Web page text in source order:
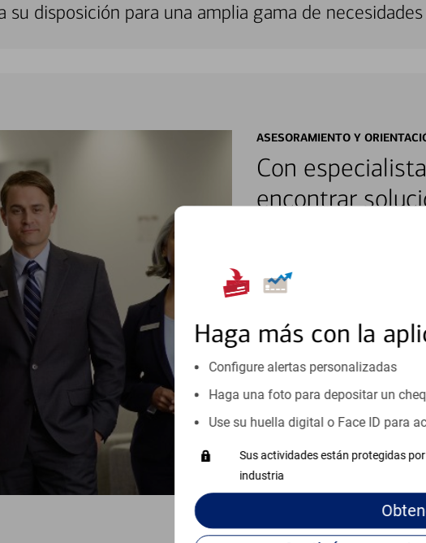
Haga más con la
Configure alertas personalizadas
Haga una foto para depositar un
Use su huella digital o Face ID para
Sus actividades están protegidas
industria
disposición para una amplia gama de
ASESORAMIENTO Y
Con
encontrar
Reúnase con especialistas
orientación que necesita, en
personales, hasta el ahorro
inicio o crecimiento de su
esté listo, un especialista
Vea si nuestro centro de
Visite nuestro centro de ayuda